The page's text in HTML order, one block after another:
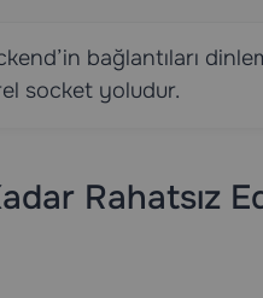
bağlantıları
socket yoludur.
Rahatsız